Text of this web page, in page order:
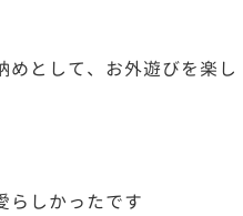
として、お外遊びを楽し
らしかったです